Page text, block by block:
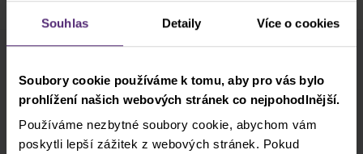
Souhlas Detaily Více o cookies
Soubory cookie používáme k tomu, aby pro vás bylo
prohlížení našich webových stránek co nejpohodlnější.
Používáme nezbytné soubory cookie, abychom vám
poskytli lepší zážitek z webových stránek. Pokud
Odběr newsletteru
Co nového v Purple Trading, Market Shot,
podpultovky, tržní analýzy a články...